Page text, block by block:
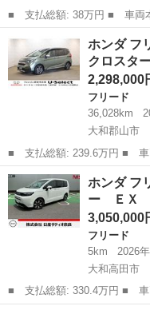
■ 支払総額: 38万円 ■ 車両本体価格： 280,000 円 ■ メーカー
名： ホンダ ■ 車種名： フ
名： ジャストセレクショ
ー Ｂｌｕｅｔｏｏｔｈ...
兵庫 加古川市 フリー
ホンダ フ
クロスタ
2,298,000
フリード
36,028km
大和郡山市
■ 支払総額: 239.6万円 ■ 車両本体価格： 2,298,000 円 ■ メーカ
ー名： ホンダ ■ 車種名：
名： ハイブリッド・クロス
ステム 純...
奈良 大和郡山市 フリ
ホンダ フ
ー ＥＸ
3,050,000
フリード
5km
2026年
大和高田市
■ 支払総額: 330.4万円 ■ 車両本体価格： 3,050,000 円 ■ メーカ
ー名： ホンダ ■ 車種名